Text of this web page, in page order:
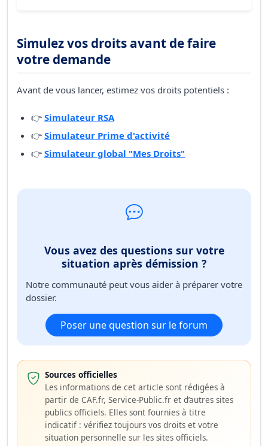
Simulez vos droits avant de faire
votre demande
Avant de vous lancer, estimez vos droits potentiels :
👉 Simulateur RSA
👉 Simulateur Prime d'activité
👉 Simulateur global "Mes Droits"
Vous avez des questions sur votre
situation après démission ?
Notre communauté peut vous aider à préparer votre
dossier.
Poser une question sur le forum
Sources officielles
Les informations de cet article sont rédigées à
partir de CAF.fr, Service-Public.fr et d’autres sites
publics officiels. Elles sont fournies à titre
indicatif : vérifiez toujours vos droits et votre
situation personnelle sur les sites officiels.